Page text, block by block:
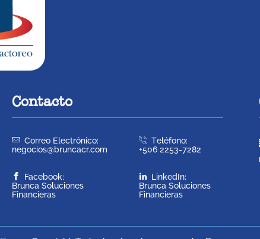
Contacto
Correo Electrónico:
negocios@bruncacr.com
Teléfono:
+506 2253-7282
Facebook:
Brunca Soluciones
Financieras
LinkedIn:
Brunca Soluciones
Financieras